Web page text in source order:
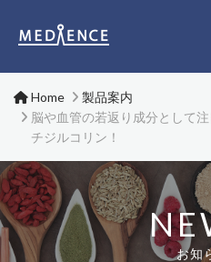
Home
製品案内
脳や血管の若返り成分として
チジルコリン！
お知